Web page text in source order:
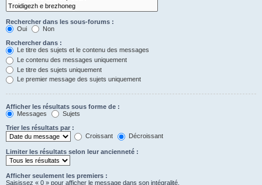
Rechercher dans les sous-forums :
Oui
Non
Rechercher dans :
Le titre des sujets et le contenu des messages
Le contenu des messages uniquement
Le titre des sujets uniquement
Le premier message des sujets uniquement
Afficher les résultats sous forme de :
Messages
Sujets
Trier les résultats par :
Croissant
Décroissant
Limiter les résultats selon leur ancienneté :
Afficher seulement les premiers :
Saisissez « 0 » pour afficher le message dans son intégralité.